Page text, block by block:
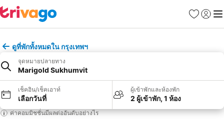
รายการโป
เข้าสู่ร
เมนู
ดูที่พักทั้งหมดใน กรุงเทพฯ
จุดหมายปลายทาง
Marigold Sukhumvit
เช็คอิน/เช็คเอาท์
เลือกวันที่
ผู้เข้าพักและห้องพัก
2 ผู้เข้าพัก, 1 ห้อง
ค่าคอมมิชชั่นมีผลต่ออันดับอย่างไร